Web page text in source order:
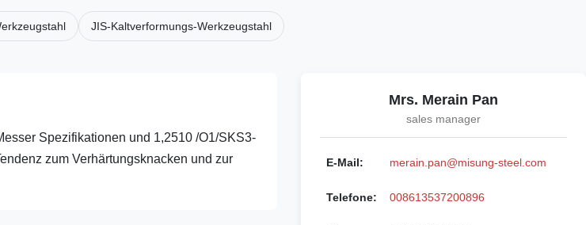
JIS-Kaltverformungs-Werkzeugstahl
Spezifikationen und 1,2510 /O1/SKS3-
zum Verhärtungsknacken und zur
Mrs. Merain Pan
sales manager
E-Mail: merain.pan@misung-steel.com
Telefone: 008613537200896